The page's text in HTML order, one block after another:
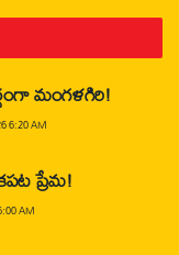
మంగళగిరి!
6:20 AM
ప్రేమ!
AM